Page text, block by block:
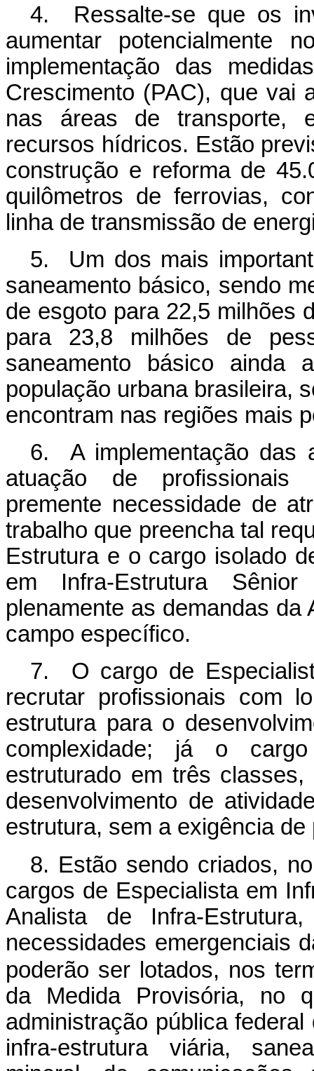
4. Ressalte-se que os
aumentar potencialmente
implementação das
Crescimento (PAC), que vai
nas áreas de transporte,
recursos hídricos. Estão
construção e reforma de
quilômetros de ferrovias,
linha de transmissão de
5. Um dos mais
saneamento básico, sendo
de esgoto para 22,5 milhões
para 23,8 milhões de
saneamento básico ainda
população urbana brasileira,
encontram nas regiões mais
6. A implementação das
atuação de profissionais
premente necessidade de
trabalho que preencha tal
Estrutura e o cargo isolado
em Infra-Estrutura
plenamente as demandas da
campo específico.
7. O cargo de
recrutar profissionais com
estrutura para o
complexidade; já o
estruturado em três
desenvolvimento de
estrutura, sem a exigência
8. Estão sendo criados,
cargos de Especialista em
Analista de Infra-
necessidades emergenciais
poderão ser lotados, nos
da Medida Provisória, no
administração pública
infra-estrutura viária,